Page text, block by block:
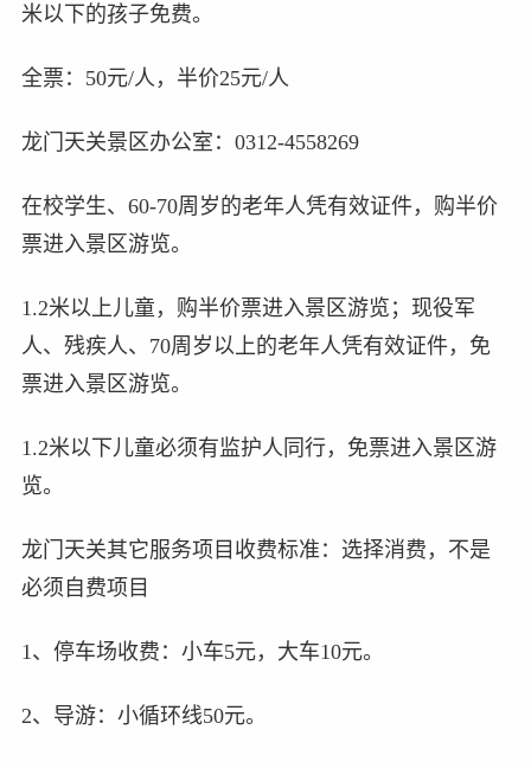
米以下的孩子免费。
全票：50元/人，半价25元/人
龙门天关景区办公室：0312-4558269
在校学生、60-70周岁的老年人凭有效证件，购半价
票进入景区游览。
1.2米以上儿童，购半价票进入景区游览；现役军
人、残疾人、70周岁以上的老年人凭有效证件，免
票进入景区游览。
1.2米以下儿童必须有监护人同行，免票进入景区游
览。
龙门天关其它服务项目收费标准：选择消费，不是
必须自费项目
1、停车场收费：小车5元，大车10元。
2、导游：小循环线50元。